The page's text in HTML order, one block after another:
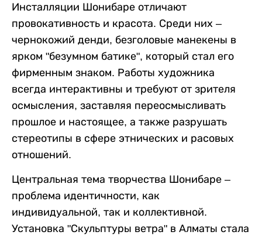
Инсталляции Шонибаре отличают
провокативность и красота. Среди них –
чернокожий денди, безголовые манекены в
ярком "безумном батике", который стал его
фирменным знаком. Работы художника
всегда интерактивны и требуют от зрителя
осмысления, заставляя переосмысливать
прошлое и настоящее, а также разрушать
стереотипы в сфере этнических и расовых
отношений.
Центральная тема творчества Шонибаре –
проблема идентичности, как
индивидуальной, так и коллективной.
Установка "Скульптуры ветра" в Алматы стала